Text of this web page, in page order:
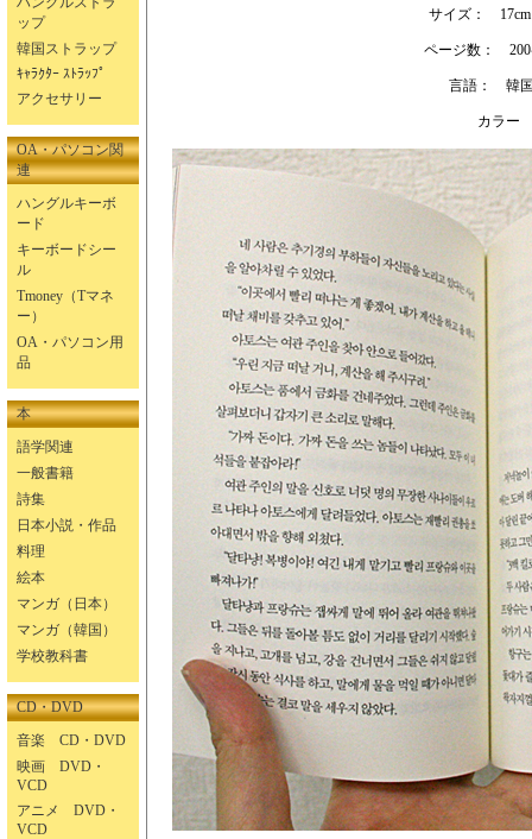
ップ
韓国ストラップ
ｷｬﾗｸﾀｰ ｽﾄﾗｯﾌﾟ
アクセサリー
OA・パソコン関
連
ハングルキーボ
ード
キーボードシー
ル
Tmoney（Tマネ
ー）
OA・パソコン用
品
本
語学関連
一般書籍
詩集
日本小説・作品
料理
絵本
マンガ（日本）
マンガ（韓国）
学校教科書
CD・DVD
音楽 CD・DVD
映画 DVD・
VCD
アニメ DVD・
VCD
サイズ：
ページ数： 200
言語： 韓
カラー